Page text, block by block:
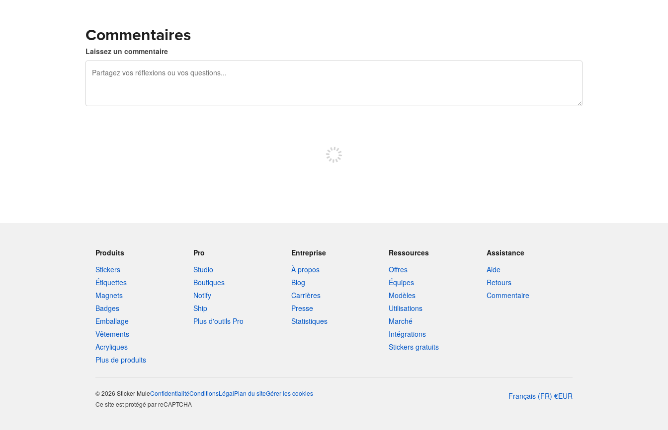
Commentaires
Laissez un commentaire
Produits
Stickers
Étiquettes
Magnets
Badges
Emballage
Vêtements
Acryliques
Plus de produits
Pro
Studio
Boutiques
Notify
Ship
Plus d'outils Pro
Entreprise
À propos
Blog
Carrières
Presse
Statistiques
Ressources
Offres
Équipes
Modèles
Utilisations
Marché
Intégrations
Stickers gratuits
Assistance
Aide
Retours
Commentaire
© 2026 Sticker MuleConfidentialitéConditionsLégalPlan du siteGérer les cookies Français (FR) €EUR
Ce site est protégé par reCAPTCHA